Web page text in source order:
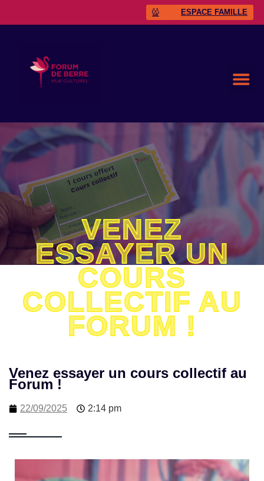
ESPACE FAMILLE
VENEZ
ESSAYER UN
COURS
COLLECTIF AU
FORUM !
Venez essayer un cours collectif au
Forum !
22/09/2025 2:14 pm